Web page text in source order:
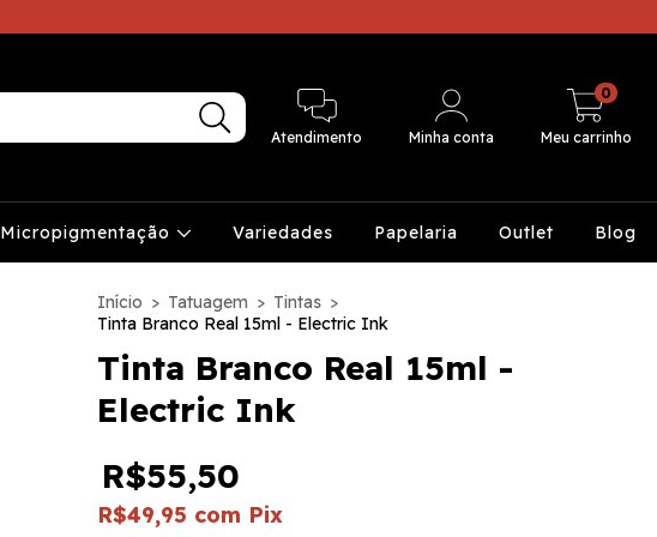
Atendimento Minha conta Meu carrinho
0
Micropigmentação Variedades Papelaria Outlet Blog
Início > Tatuagem > Tintas >
Tinta Branco Real 15ml - Electric Ink
Tinta Branco Real 15ml -
Electric Ink
R$55,50
R$49,95 com Pix